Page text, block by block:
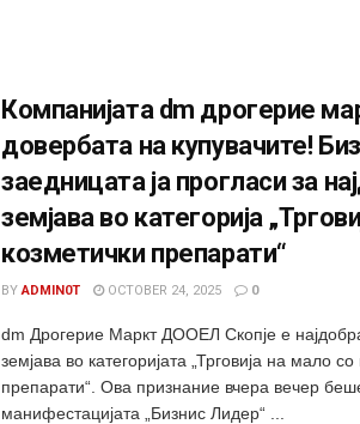
Компанијата dm дрогерие
довербата на купувачите!
заедницата ја прогласи за
земјава во категорија
козметички препарати“
BY ADMIN0T OCTOBER 24, 2025 0
dm Дрогерие Маркт ДООЕЛ Скопје е
земјава во категоријата „Трговија на мало
препарати“. Ова признание вчера вечер
манифестацијата „Бизнис Лидер“ ...